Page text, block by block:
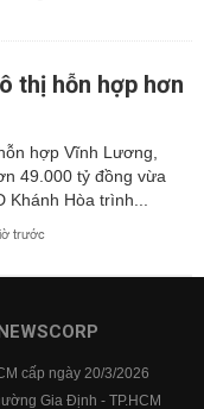
thị hỗn hợp hơn
hợp Vĩnh Lương,
49.000 tỷ đồng vừa
Khánh Hòa trình...
trước
cấp ngày 20/3/2026
Gia Định - TP.HCM